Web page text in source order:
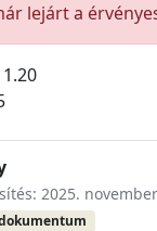
lejárt a
2025.